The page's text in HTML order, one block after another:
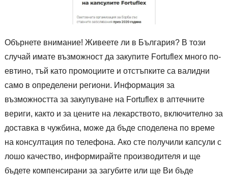
Обърнете внимание! Живеете ли в България? В този
случай имате възможност да закупите Fortuflex много по-
евтино, тъй като промоциите и отстъпките са валидни
само в определени региони. Информация за
възможността за закупуване на Fortuflex в аптечните
вериги, както и за цените на лекарството, включително за
доставка в чужбина, може да бъде споделена по време
на консултация по телефона. Ако сте получили капсули с
лошо качество, информирайте производителя и ще
бъдете компенсирани за загубите или ще Ви бъде